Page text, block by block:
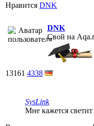
Нравится DNK
DNK
Свой на
13161 4338
SysLink
Мне кажется